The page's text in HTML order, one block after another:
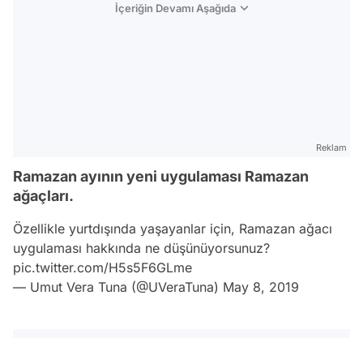
İçeriğin Devamı Aşağıda
Reklam
Ramazan ayının yeni uygulaması Ramazan
ağaçları.
Özellikle yurtdışında yaşayanlar için, Ramazan ağacı
uygulaması hakkında ne düşünüyorsunuz?
pic.twitter.com/H5s5F6GLme
— Umut Vera Tuna (@UVeraTuna) May 8, 2019